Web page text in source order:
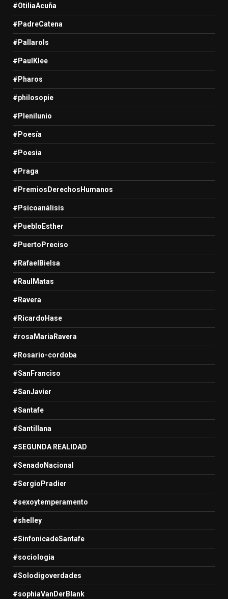
#OtiliaAcuña
#PadreCatena
#Pallarols
#PaulKlee
#Pharos
#philosopie
#Plenilunio
#Poesía
#Poesia
#Praga
#PremiosDerechosHumanos
#Psicoanálisis
#PuebloEsther
#PuertoPreciso
#RafaelBielsa
#RaulMatas
#Ravera
#RicardoHase
#rosaMariaRavera
#Rosario-cordoba
#SanFranciso
#SanJavier
#Santafe
#Santillana
#SEGUNDA REALIDAD
#SenadoNacional
#SergioPradier
#sexoytemperamento
#shelley
#SinfonicadeSantafe
#sociologia
#Solodigoverdades
#sophiaVanDerBlank